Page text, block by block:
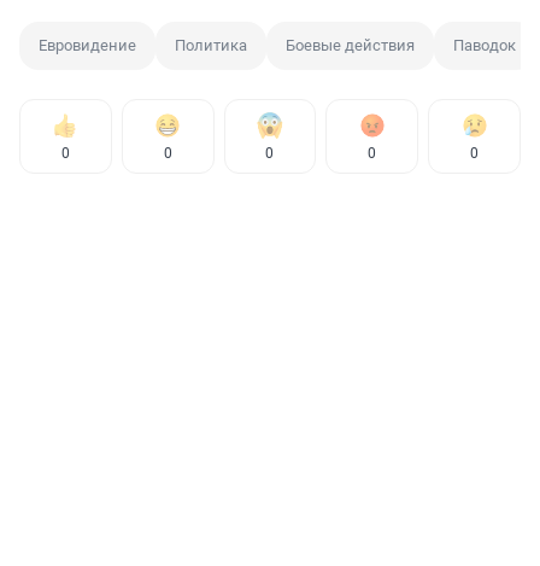
Евровидение Политика Боевые действия Паводок
0 0 0 0 0